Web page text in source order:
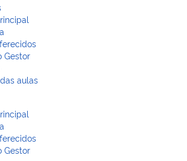
Gestor
aulas
Gestor